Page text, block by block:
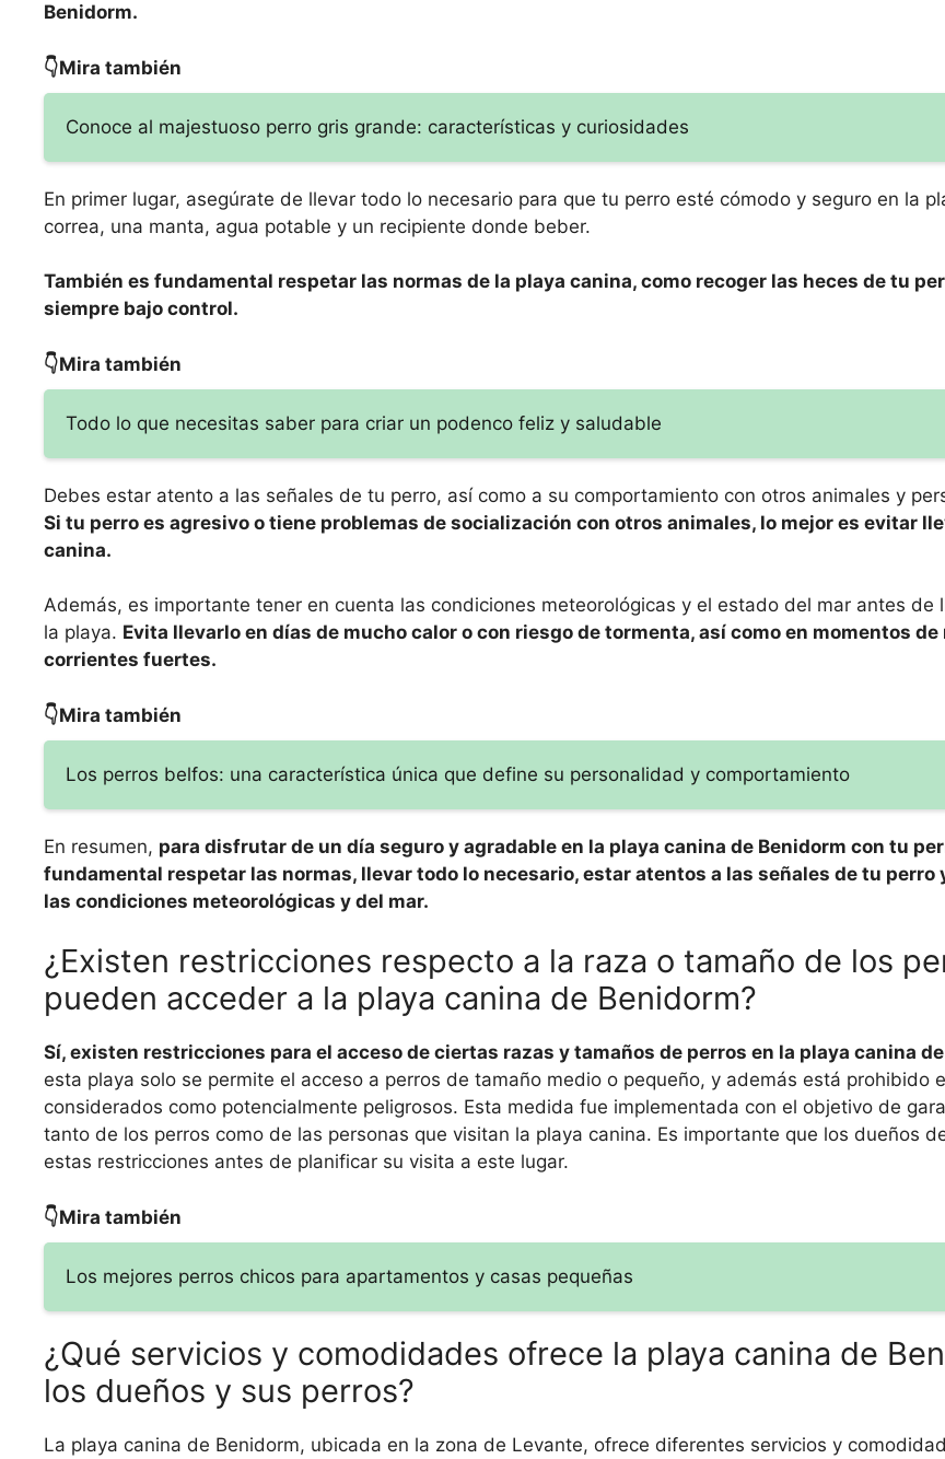
Benidorm.
👇Mira también
Conoce al majestuoso perro gris grande: características y curiosidades
En primer lugar, asegúrate de llevar todo lo necesario para que tu perro esté cómodo y seguro en la
correa, una manta, agua potable y un recipiente donde beber.
También es fundamental respetar las normas de la playa canina, como recoger las heces de tu
siempre bajo control.
👇Mira también
Todo lo que necesitas saber para criar un podenco feliz y saludable
Debes estar atento a las señales de tu perro, así como a su comportamiento con otros animales y
Si tu perro es agresivo o tiene problemas de socialización con otros animales, lo mejor es evitar
canina.
Además, es importante tener en cuenta las condiciones meteorológicas y el estado del mar antes de
la playa. Evita llevarlo en días de mucho calor o con riesgo de tormenta, así como en momentos de
corrientes fuertes.
👇Mira también
Los perros belfos: una característica única que define su personalidad y comportamiento
En resumen, para disfrutar de un día seguro y agradable en la playa canina de Benidorm con tu
fundamental respetar las normas, llevar todo lo necesario, estar atentos a las señales de tu perro
las condiciones meteorológicas y del mar.
¿Existen restricciones respecto a la raza o tamaño de los
pueden acceder a la playa canina de Benidorm?
Sí, existen restricciones para el acceso de ciertas razas y tamaños de perros en la playa canina
esta playa solo se permite el acceso a perros de tamaño medio o pequeño, y además está prohibido
considerados como potencialmente peligrosos. Esta medida fue implementada con el objetivo de
tanto de los perros como de las personas que visitan la playa canina. Es importante que los dueños
estas restricciones antes de planificar su visita a este lugar.
👇Mira también
Los mejores perros chicos para apartamentos y casas pequeñas
¿Qué servicios y comodidades ofrece la playa canina de
los dueños y sus perros?
La playa canina de Benidorm, ubicada en la zona de Levante, ofrece diferentes servicios y